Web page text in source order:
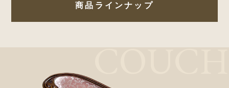
商品ラインナップ